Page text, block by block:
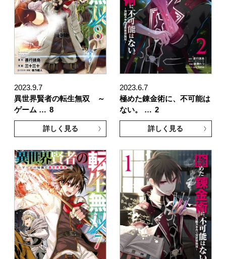
2023.9.7
異世界賢者の転生無双 ～
ゲーム … 8
詳しく見る
2023.6.7
極めた錬金術に、不可能は
ない。 … 2
詳しく見る